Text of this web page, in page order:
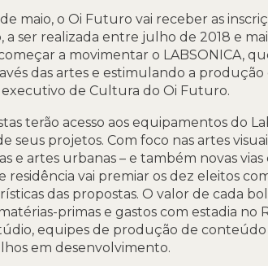
maio, o Oi Futuro vai receber as
a ser realizada entre julho de 2018 e
a movimentar o LABSONICA,
das artes e estimulando a produção
de Cultura do Oi Futuro.
terão acesso aos equipamentos do
seus projetos. Com foco nas artes
e artes urbanas – e também novas
residência vai premiar os dez eleitos
das propostas. O valor de cada
primas e gastos com estadia no
equipes de produção de conteúdo
em desenvolvimento.